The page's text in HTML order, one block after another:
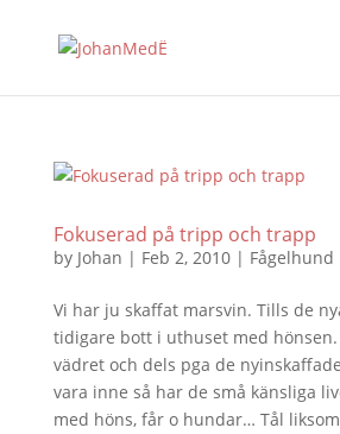
Fokuserad på tripp och trapp
by Johan | Feb 2, 2010| Fågelhund
Vi har ju skaffat marsvin. Tills de
tidigare bott i uthuset med
vädret och dels pga de
vara inne så har de små känsliga
med höns, får o hundar… Tål